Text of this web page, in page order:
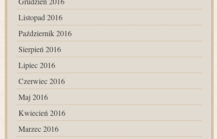
Listopad 2016
Październik 2016
Sierpień 2016
Lipiec 2016
Czerwiec 2016
Maj 2016
Kwiecień 2016
Marzec 2016